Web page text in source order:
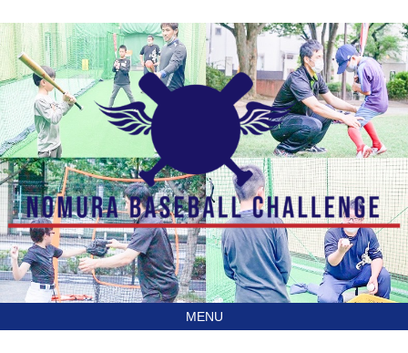
あなたの住んでる地域に
行きます！
訪問型野球教室野村ベースボールチャレンジ（NBC）